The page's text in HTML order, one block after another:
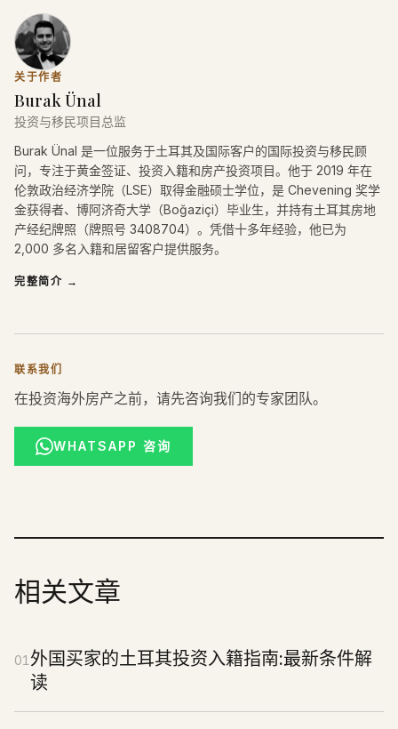
关于作者
Burak Ünal
投资与移民项目总监
Burak Ünal 是一位服务于土耳其及国际客户的国际投资与移民顾
问，专注于黄金签证、投资入籍和房产投资项目。他于 2019 年在
伦敦政治经济学院（LSE）取得金融硕士学位，是 Chevening 奖学
金获得者、博阿济奇大学（Boğaziçi）毕业生，并持有土耳其房地
产经纪牌照（牌照号 3408704）。凭借十多年经验，他已为
2,000 多名入籍和居留客户提供服务。
完整简介 →
联系我们
在投资海外房产之前，请先咨询我们的专家团队。
WHATSAPP 咨询
相关文章
01 外国买家的土耳其投资入籍指南:最新条件解
读